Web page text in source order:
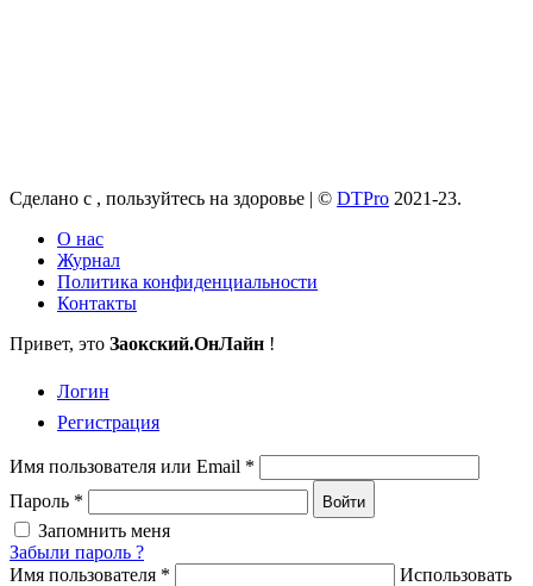
Сделано с , пользуйтесь на здоровье | © DTPro 2021-23.
О нас
Журнал
Политика конфиденциальности
Контакты
Привет, это Заокский.ОнЛайн !
Логин
Регистрация
Имя пользователя или Email *
Пароль * Войти
Запомнить меня
Забыли пароль ?
Имя пользователя *
Использовать